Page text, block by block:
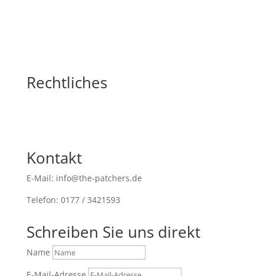
Rechtliches
Kontakt
E-Mail: info@the-patchers.de
Telefon: 0177 / 3421593
Schreiben Sie uns direkt
Name